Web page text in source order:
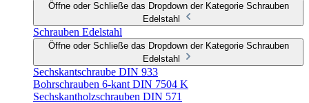
Öffne oder Schließe das Dropdown der Kategorie Schrauben
Edelstahl
Schrauben Edelstahl
Öffne oder Schließe das Dropdown der Kategorie Schrauben
Edelstahl
Sechskantschraube DIN 933
Bohrschrauben 6-kant DIN 7504 K
Sechskantholzschrauben DIN 571